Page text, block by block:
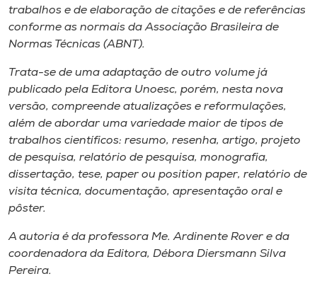
A+
trabalhos e de elaboração de citações e de referências
conforme as normais da Associação Brasileira de
Normas Técnicas (ABNT).
Trata-se de uma adaptação de outro volume já
publicado pela Editora Unoesc, porém, nesta nova
versão, compreende atualizações e reformulações,
além de abordar uma variedade maior de tipos de
trabalhos científicos: resumo, resenha, artigo, projeto
de pesquisa, relatório de pesquisa, monografia,
dissertação, tese, paper ou position paper, relatório de
visita técnica, documentação, apresentação oral e
pôster.
A autoria é da professora Me. Ardinente Rover e da
coordenadora da Editora, Débora Diersmann Silva
Pereira.